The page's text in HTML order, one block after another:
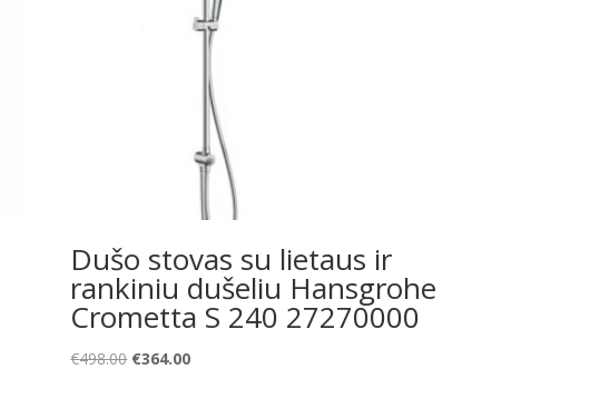
Dušo stovas su lietaus ir
rankiniu dušeliu Hansgrohe
Crometta S 240 27270000
€498.00 Original
€364.00Current